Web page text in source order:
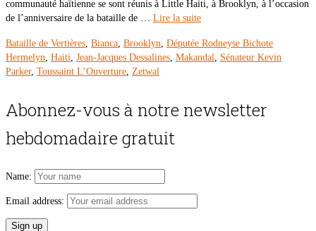
communauté haïtienne se sont réunis à Little Haiti, à Brooklyn, à l’occasion
de l’anniversaire de la bataille de … Lire la suite
Bataille de Vertières, Bianca, Brooklyn, Députée Rodneyse Bichote
Hermelyn, Haiti, Jean-Jacques Dessalines, Makandal, Sénateur Kevin
Parker, Toussaint L’Ouverture, Zetwal
Abonnez-vous à notre newsletter
hebdomadaire gratuit
Name:
Email address: